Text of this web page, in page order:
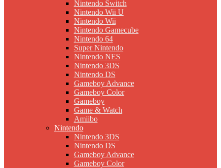
Nintendo Switch
Nintendo Wii U
Nintendo Wii
Nintendo Gamecube
Nintendo 64
Super Nintendo
Nintendo NES
Nintendo 3DS
Nintendo DS
Gameboy Advance
Gameboy Color
Gameboy
Game & Watch
Amiibo
Nintendo
Nintendo 3DS
Nintendo DS
Gameboy Advance
Gameboy Color